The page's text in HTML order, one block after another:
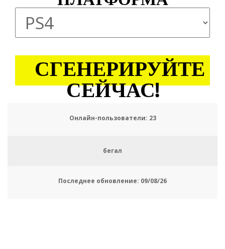
СГЕНЕРИРУЙТЕ
СЕЙЧАС!
Онлайн-пользователи: 26
бегал
Последнее обновление: 09/08/26